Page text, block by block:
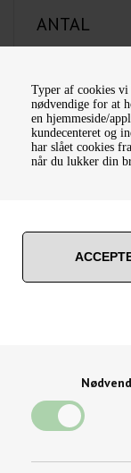
Typer af cookies
nødvendige for at
en hjemmeside/
kundecenteret og
har slået cookies
når du lukker din
ANTAL
SPØRG OS
Rund platte